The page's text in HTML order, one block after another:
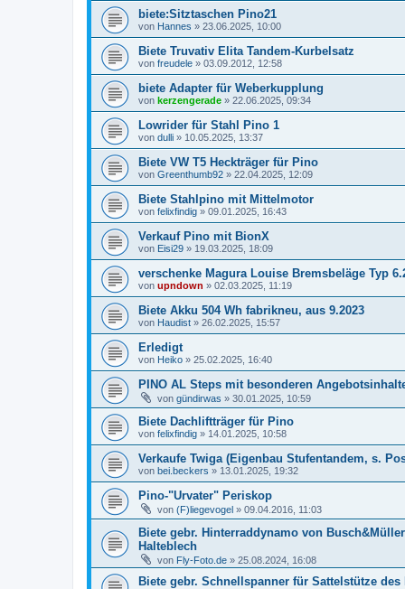
biete:Sitztaschen Pino21
von Hannes » 23.06.2025, 10:00
Biete Truvativ Elita Tandem-Kurbelsatz
von freudele » 03.09.2012, 12:58
biete Adapter für Weberkupplung
von kerzengerade » 22.06.2025, 09:34
Lowrider für Stahl Pino 1
von dulli » 10.05.2025, 13:37
Biete VW T5 Heckträger für Pino
von Greenthumb92 » 22.04.2025, 12:09
Biete Stahlpino mit Mittelmotor
von felixfindig » 09.01.2025, 16:43
Verkauf Pino mit BionX
von Eisi29 » 19.03.2025, 18:09
verschenke Magura Louise Bremsbeläge Typ
von upndown » 02.03.2025, 11:19
Biete Akku 504 Wh fabrikneu, aus 9.2023
von Haudist » 26.02.2025, 15:57
Erledigt
von Heiko » 25.02.2025, 16:40
PINO AL Steps mit besonderen
von gündirwas » 30.01.2025, 10:59
Biete Dachliftträger für Pino
von felixfindig » 14.01.2025, 10:58
Verkaufe Twiga (Eigenbau Stufentandem, s.
von bei.beckers » 13.01.2025, 19:32
Pino-"Urvater" Periskop
von (F)liegevogel » 09.04.2016, 11:03
Biete gebr. Hinterraddynamo von
Halteblech
von Fly-Foto.de » 25.08.2024, 16:08
Biete gebr. Schnellspanner für Sattelstütze